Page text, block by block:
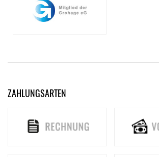
ZAHLUNGSARTEN